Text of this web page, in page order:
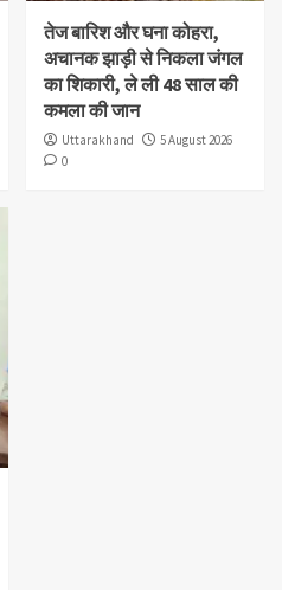
तेज बारिश और घना कोहरा,
अचानक झाड़ी से निकला जंगल
का शिकारी, ले ली 48 साल की
कमला की जान
Uttarakhand
5 August 2026
0